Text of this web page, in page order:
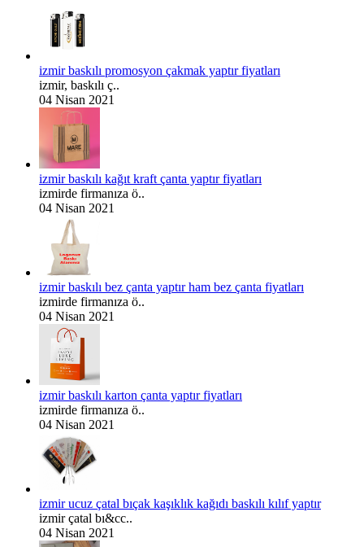
izmir baskılı promosyon çakmak yaptır fiyatları
izmir, baskılı ç..
04 Nisan 2021
izmir baskılı kağıt kraft çanta yaptır fiyatları
izmirde firmanıza ö..
04 Nisan 2021
izmir baskılı bez çanta yaptır ham bez çanta fiyatları
izmirde firmanıza ö..
04 Nisan 2021
izmir baskılı karton çanta yaptır fiyatları
izmirde firmanıza ö..
04 Nisan 2021
izmir ucuz çatal bıçak kaşıklık kağıdı baskılı kılıf yaptır
izmir çatal bı&cc..
04 Nisan 2021